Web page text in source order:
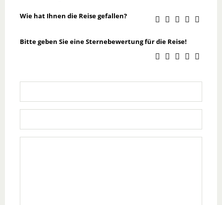
Wie hat Ihnen die Reise gefallen?
Bitte geben Sie eine Sternebewertung für die Reise!